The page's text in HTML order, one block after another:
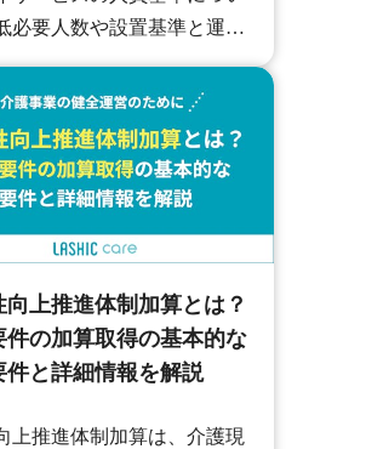
必要人数や設置基準と運営
わせて解説します。
向上推進体制加算とは？
件の加算取得の基本的な
件と詳細情報を解説
上推進体制加算は、介護現